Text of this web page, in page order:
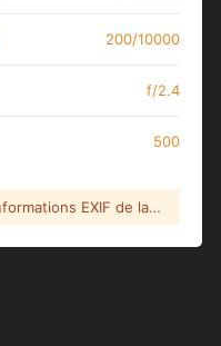
200/10000
f/2.4
500
Afficher toutes les informations EXIF de la photo